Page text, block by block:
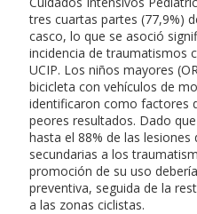
tres cuartas partes (77,9%)
casco, lo que se asoció
incidencia de traumatismos
UCIP. Los niños mayores
bicicleta con vehículos de
identificaron como factores
peores resultados. Dado
hasta el 88% de las
secundarias a los
promoción de su uso
preventiva, seguida de la
a las zonas ciclistas.